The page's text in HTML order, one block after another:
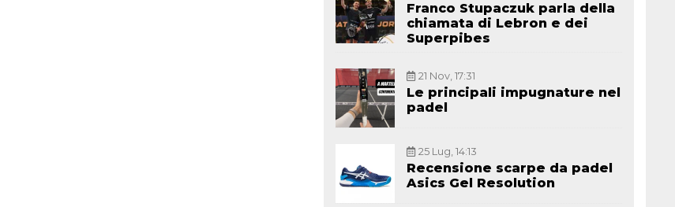
Franco Stupaczuk parla della
chiamata di Lebron e dei
Superpibes
21 Nov, 17:31
Le principali impugnature nel
padel
25 Lug, 14:13
Recensione scarpe da padel
Asics Gel Resolution